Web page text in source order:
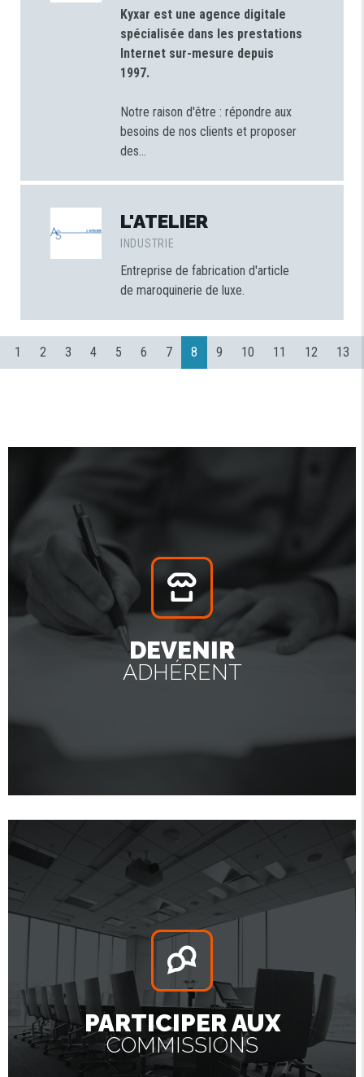
Kyxar est une agence digitale
spécialisée dans les prestations
Internet sur-mesure depuis
1997.
Notre raison d'être : répondre aux
besoins de nos clients et proposer
des...
L'ATELIER
INDUSTRIE
Entreprise de fabrication d'article
de maroquinerie de luxe.
1 2 3 4 5 6 7 8 9 10 11 12 13
DEVENIR
ADHÉRENT
PARTICIPER AUX
COMMISSIONS